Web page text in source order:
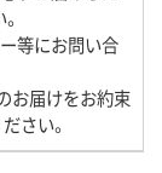
等にお問い合
お届けをお約束
さい。